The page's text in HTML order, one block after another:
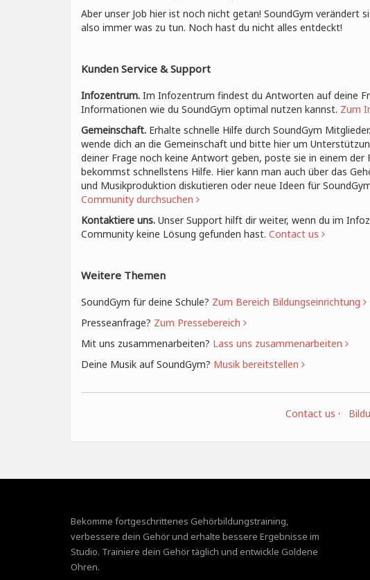
Aber unser Job hier ist noch nicht getan! SoundGym verändert
also immer was zu tun. Noch hast du nicht alles entdeckt!
Kunden Service & Support
Infozentrum. Im Infozentrum findest du Antworten auf deine
Informationen wie du SoundGym optimal nutzen kannst. Zum
Gemeinschaft. Erhalte schnelle Hilfe durch SoundGym
wende dich an die Gemeinschaft und bitte hier um
deiner Frage noch keine Antwort geben, poste sie in einem der
bekommst schnellstens Hilfe. Hier kann man auch über das
und Musikproduktion diskutieren oder neue Ideen für
Community durchsuchen
Kontaktiere uns. Unser Support hilft dir weiter, wenn du im
Community keine Lösung gefunden hast. Contact us
Weitere Themen
SoundGym für deine Schule? Zum Bereich Bildungseinrichtung
Presseanfrage? Zum Pressebereich
Mit uns zusammenarbeiten? Lass uns zusammenarbeiten
Deine Musik auf SoundGym? Musik bereitstellen
Contact us ·
Bekomme fortgeschrittenes Gehörbildungstraining,
verbessere dein Gehör und erhalte bessere Ergebnisse im
Studio. Trainiere dein Gehör täglich und entwickle Goldene
Ohren.